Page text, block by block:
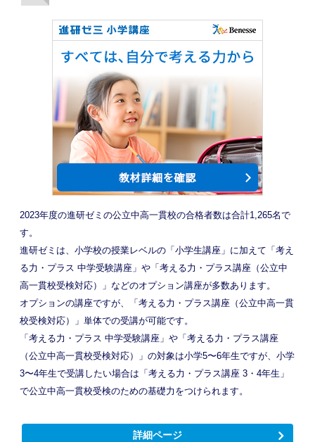
2023年度の進研ゼミの公立中高一貫校の合格者数は合計1,265名で
す。
進研ゼミは、小学校の授業レベルの「小学生講座」に加えて「考え
る力・プラス 中学受験講座」や「考える力・プラス講座（公立中
高一貫校受検対応）」などのオプション講座が多数あります。
オプションの講座ですが、「考える力・プラス講座（公立中高一貫
校受検対応）」単体での受講が可能です。
「考える力・プラス 中学受験講座」や「考える力・プラス講座
（公立中高一貫校受検対応）」の対象は小学5〜6年生ですが、小学
3〜4年生で受講したい場合は「考える力・プラス講座 3・4年生」
で公立中高一貫校受検のための基礎力をつけられます。
詳細ページ